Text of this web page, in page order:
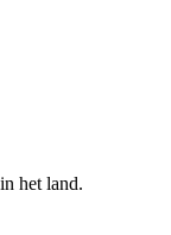
het land.